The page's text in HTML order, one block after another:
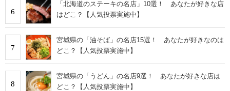
6
「北海道のステーキの名店」10選！ あなたが好きな店
はどこ？【人気投票実施中】
7
宮城県の「油そば」の名店15選！ あなたが好きなのは
どこ？【人気投票実施中】
8
宮城県の「うどん」の名店9選！ あなたが好きな店は
どこ？【人気投票実施中】